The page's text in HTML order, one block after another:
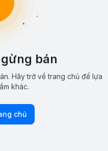
bán
Hãy trở về trang chủ để lựa
khác.
chủ